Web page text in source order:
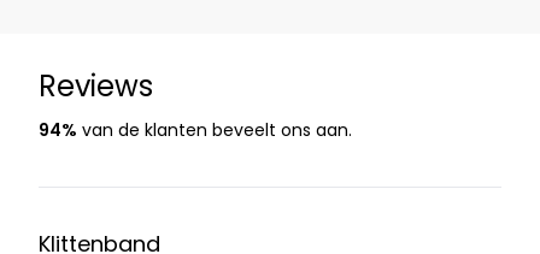
Reviews
94% van de klanten beveelt ons aan.
Klittenband